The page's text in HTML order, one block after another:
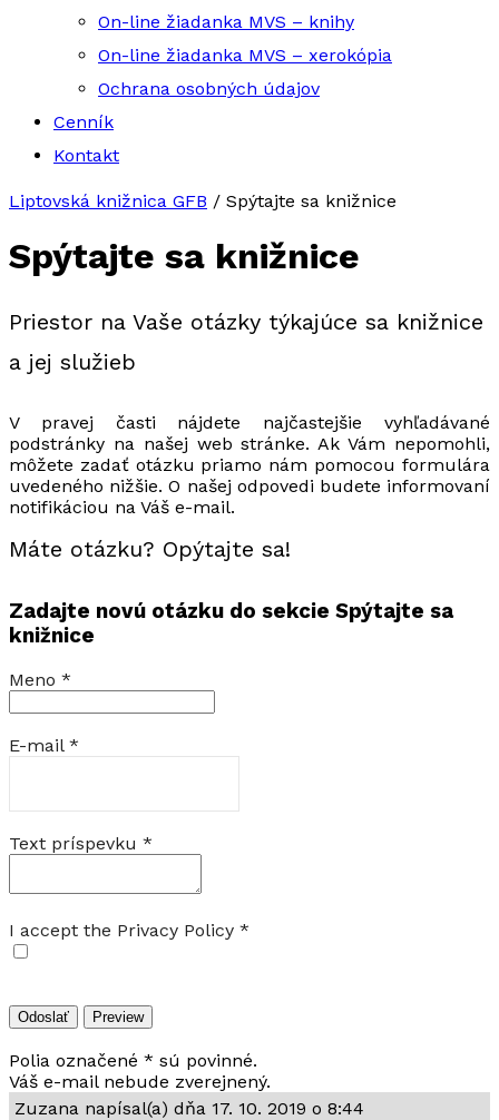
On-line žiadanka MVS – knihy
On-line žiadanka MVS – xerokópia
Ochrana osobných údajov
Cenník
Kontakt
Liptovská knižnica GFB / Spýtajte sa knižnice
Spýtajte sa knižnice
Priestor na Vaše otázky týkajúce sa knižnice
a jej služieb
V pravej časti nájdete najčastejšie vyhľadávané
podstránky na našej web stránke. Ak Vám nepomohli,
môžete zadať otázku priamo nám pomocou formulára
uvedeného nižšie. O našej odpovedi budete informovaní
notifikáciou na Váš e-mail.
Máte otázku? Opýtajte sa!
Zadajte novú otázku do sekcie Spýtajte sa
knižnice
Meno *
E-mail *
Text príspevku *
I accept the Privacy Policy *
Polia označené * sú povinné.
Váš e-mail nebude zverejnený.
Zuzana napísal(a) dňa 17. 10. 2019 o 8:44